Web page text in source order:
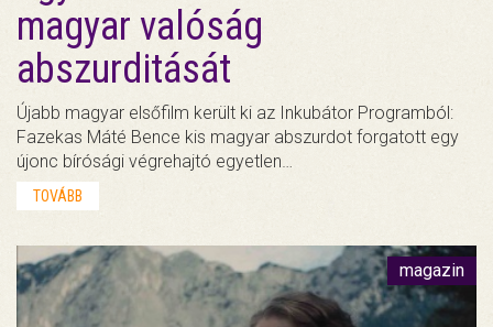
magyar valóság
abszurditását
Újabb magyar elsőfilm került ki az Inkubátor Programból:
Fazekas Máté Bence kis magyar abszurdot forgatott egy
újonc bírósági végrehajtó egyetlen…
TOVÁBB
magazin